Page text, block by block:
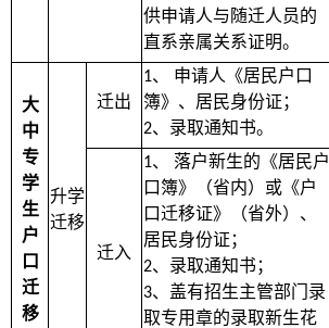
供申请人与随迁人员的
直系亲属关系证明。
大
中
专
学
生
户
口
迁
移
升学
迁移
迁出
1、
申请人《居民户口
簿》、居民身份证；
2、录取通知书。
迁入
1、
落户新生的《居民户
口簿》（省内）或《户
口迁移证》（省外）、
居民身份证；
2、录取通知书；
3、盖有招生主管部门录
取专用章的录取新生花